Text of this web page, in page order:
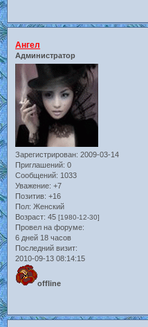
Ангел
Администратор
Зарегистрирован: 2009-03-14
Приглашений: 0
Сообщений: 1033
Уважение: +7
Позитив: +16
Пол: Женский
Возраст: 45 [1980-12-30]
Провел на форуме:
6 дней 18 часов
Последний визит:
2010-09-13 08:14:15
offline